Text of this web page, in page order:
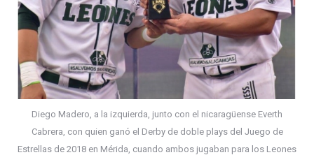
Diego Madero, a la izquierda, junto con el nicaragüense Everth
Cabrera, con quien ganó el Derby de doble plays del Juego de
Estrellas de 2018 en Mérida, cuando ambos jugaban para los Leones